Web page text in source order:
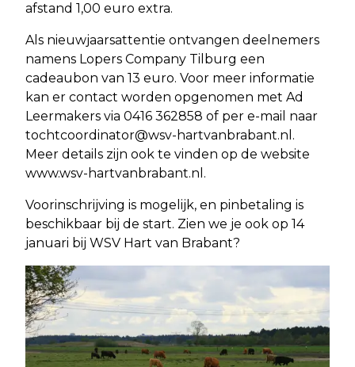
afstand 1,00 euro extra.
Als nieuwjaarsattentie ontvangen deelnemers
namens Lopers Company Tilburg een
cadeaubon van 13 euro. Voor meer informatie
kan er contact worden opgenomen met Ad
Leermakers via 0416 362858 of per e-mail naar
tochtcoordinator@wsv-hartvanbrabant.nl .
Meer details zijn ook te vinden op de website
www.wsv-hartvanbrabant.nl.
Voorinschrijving is mogelijk, en pinbetaling is
beschikbaar bij de start. Zien we je ook op 14
januari bij WSV Hart van Brabant?